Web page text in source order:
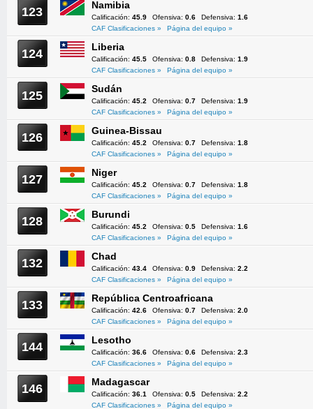
123 Namibia
Calificación: 45.9 Ofensiva: 0.6 Defensiva: 1.6
CAF Clasificaciones »
Página del equipo »
124 Liberia
Calificación: 45.5 Ofensiva: 0.8 Defensiva: 1.9
CAF Clasificaciones »
Página del equipo »
125 Sudán
Calificación: 45.2 Ofensiva: 0.7 Defensiva: 1.9
CAF Clasificaciones »
Página del equipo »
126 Guinea-Bissau
Calificación: 45.2 Ofensiva: 0.7 Defensiva: 1.8
CAF Clasificaciones »
Página del equipo »
127 Niger
Calificación: 45.2 Ofensiva: 0.7 Defensiva: 1.8
CAF Clasificaciones »
Página del equipo »
128 Burundi
Calificación: 45.2 Ofensiva: 0.5 Defensiva: 1.6
CAF Clasificaciones »
Página del equipo »
132 Chad
Calificación: 43.4 Ofensiva: 0.9 Defensiva: 2.2
CAF Clasificaciones »
Página del equipo »
133 República Centroafricana
Calificación: 42.6 Ofensiva: 0.7 Defensiva: 2.0
CAF Clasificaciones »
Página del equipo »
144 Lesotho
Calificación: 36.6 Ofensiva: 0.6 Defensiva: 2.3
CAF Clasificaciones »
Página del equipo »
146 Madagascar
Calificación: 36.1 Ofensiva: 0.5 Defensiva: 2.2
CAF Clasificaciones »
Página del equipo »